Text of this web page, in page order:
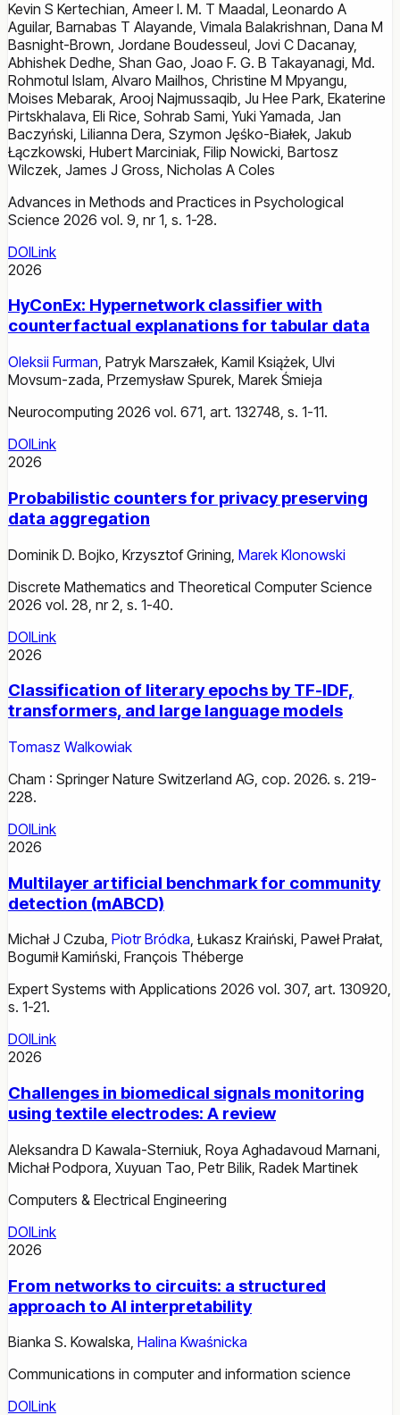
Kevin S Kertechian Ameer I. M. T Maadal Leonardo A
Aguilar, Barnabas T Alayande Vimala Balakrishnan Dana M
Basnight-Brown Jordane Boudesseul Jovi C Dacanay,
Abhishek Dedhe Shan Gao Joao F. G. B Takayanagi Md.
Rohmotul Islam Alvaro Mailhos Christine M Mpyangu
Moises Mebarak Arooj Najmussaqib Ju Hee Park Ekaterine
Pirtskhalava Eli Rice Sohrab Sami ,Yuki Yamada Jan
Baczyński Lilianna Dera Szymon Jęśko-Białek Jakub
Łączkowski Hubert Marciniak Filip Nowicki Bartosz
Wilczek James J Gross Nicholas A Coles
Advances in Methods and Practices in Psychological
Science 2026 vol. 9, nr 1, s. 1-28.
DOILink
2026
HyConEx: Hypernetwork classifier with
counterfactual explanations for tabular data
Oleksii Furman, Patryk Marszałek, Kamil Książek, Ulvi
Movsum-zada, Przemysław Spurek, Marek Śmieja
Neurocomputing 2026 vol. 671, art. 132748, s. 1-11.
DOILink
2026
Probabilistic counters for privacy preserving
data aggregation
Dominik D. Bojko Krzysztof Grining Marek Klonowski
Discrete Mathematics and Theoretical Computer Science
2026 vol. 28, nr 2, s. 1-40.
DOILink
2026
Classification of literary epochs by TF-IDF,
transformers, and large language models
Tomasz Walkowiak
Cham : Springer Nature Switzerland AG, cop. 2026. s. 219-
228.
DOILink
2026
Multilayer artificial benchmark for community
detection (mABCD)
Michał J Czuba, Piotr Bródka, Łukasz Kraiński, Paweł Prałat,
Bogumił Kamiński, François Théberge
Expert Systems with Applications 2026 vol. 307, art. 130920,
s. 1-21.
DOILink
2026
Challenges in biomedical signals monitoring
using textile electrodes: A review
Aleksandra D Kawala-Sterniuk Roya Aghadavoud Marnani
Michał Podpora Xuyuan Tao Petr Bilik Radek Martinek
Computers & Electrical Engineering
DOILink
2026
From networks to circuits: a structured
approach to AI interpretability
Bianka S. Kowalska, Halina Kwaśnicka
Communications in computer and information science
DOILink